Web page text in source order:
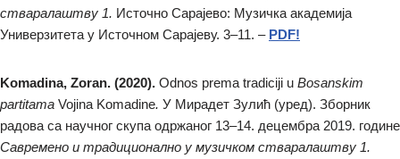
стваралаштву 1. Источно Сарајево: Музичка академија
Универзитета у Источном Сарајеву. 3–11. – PDF!
Komadina, Zoran. (2020). Odnos prema tradiciji u Bosanskim
partitama Vojina Komadine. У Мирадет Зулић (уред). Зборник
радова са научног скупа одржаног 13–14. децембра 2019. године
Савремено и традиционално у музичком стваралаштву 1.